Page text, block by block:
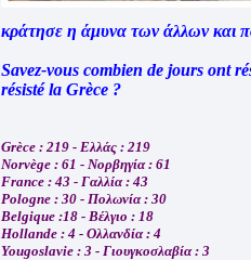
κράτησε η άμυνα των άλλων και
Savez-vous combien de jours ont
résisté la Grèce ?
Grèce : 219 - Ελλάς : 219
Norvège : 61 - Νορβηγία : 61
France : 43 - Γαλλία : 43
Pologne : 30 - Πολωνία : 30
Belgique :18 - Βέλγιο : 18
Hollande : 4 - Ολλανδία : 4
Yougoslavie : 3 - Γιουγκοσλαβία : 3